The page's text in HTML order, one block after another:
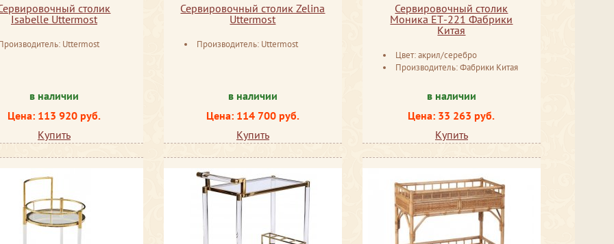
столик
Isabelle Uttermost
Uttermost
в наличии
Цена: 113 920 руб.
Купить
Сервировочный столик Zelina
Uttermost
Производитель: Uttermost
в наличии
Цена: 114 700 руб.
Купить
Сервировочный столик
Моника ЕТ-221 Фабрики
Китая
Цвет: акрил/серебро
Производитель: Фабрики Китая
в наличии
Цена: 33 263 руб.
Купить